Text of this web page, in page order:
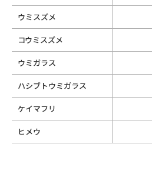
ウミスズメ
コウミスズメ
ウミガラス
ハシブトウミガラス
ケイマフリ
ヒメウ